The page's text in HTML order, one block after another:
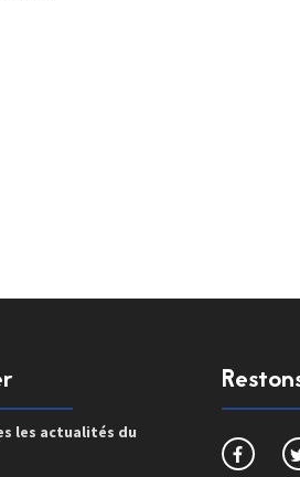
les actualités du